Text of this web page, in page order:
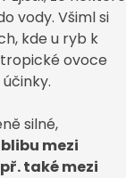
vody. Všiml si
kde u ryb k
ovoce
silné,
mezi
také mezi